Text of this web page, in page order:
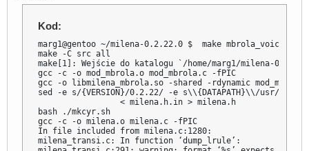
Kod:
marg1@gentoo ~/milena-0.2.22.0 $  make mbrola_voice=/
make -C src all
make[1]: Wejście do katalogu `/home/marg1/milena-
gcc -c -o mod_mbrola.o mod_mbrola.c -fPIC
gcc -o libmilena_mbrola.so -shared -rdynamic
sed -e s/{VERSION}/0.2.22/ -e s\\{DATAPATH}\\/usr/
                 < milena.h.in > milena.h
bash ./mkcyr.sh
gcc -c -o milena.o milena.c -fPIC
In file included from milena.c:1280:
milena_transi.c: In function ‘dump_lrule’: